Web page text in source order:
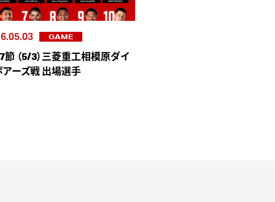
GAME
節 （5/3）三菱重工相模原ダイ
アーズ戦 出場選手